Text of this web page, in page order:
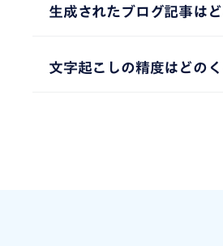
可能な状態で提供されます
生成されたブログ記事は
スに直接アップロードす
文字起こしの精度はどの